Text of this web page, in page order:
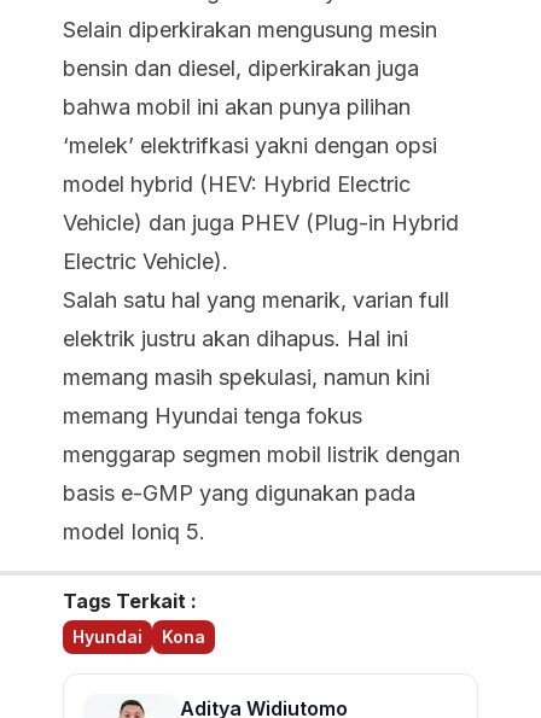
Selain diperkirakan mengusung mesin
bensin dan diesel, diperkirakan juga
bahwa mobil ini akan punya pilihan
‘melek’ elektrifkasi yakni dengan opsi
model hybrid (HEV: Hybrid Electric
Vehicle) dan juga PHEV (Plug-in Hybrid
Electric Vehicle).
Salah satu hal yang menarik, varian full
elektrik justru akan dihapus. Hal ini
memang masih spekulasi, namun kini
memang Hyundai tenga fokus
menggarap segmen mobil listrik dengan
basis e-GMP yang digunakan pada
model Ioniq 5.
Tags Terkait :
Hyundai Kona
Aditya Widiutomo